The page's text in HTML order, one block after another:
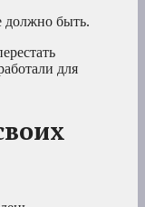
должно быть.
для